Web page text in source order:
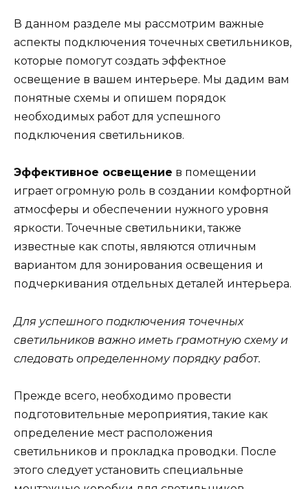
В данном разделе мы рассмотрим важные
аспекты подключения точечных светильников,
которые помогут создать эффектное
освещение в вашем интерьере. Мы дадим вам
понятные схемы и опишем порядок
необходимых работ для успешного
подключения светильников.
Эффективное освещение в помещении
играет огромную роль в создании комфортной
атмосферы и обеспечении нужного уровня
яркости. Точечные светильники, также
известные как споты, являются отличным
вариантом для зонирования освещения и
подчеркивания отдельных деталей интерьера.
Для успешного подключения точечных
светильников важно иметь грамотную схему и
следовать определенному порядку работ.
Прежде всего, необходимо провести
подготовительные мероприятия, такие как
определение мест расположения
светильников и прокладка проводки. После
этого следует установить специальные